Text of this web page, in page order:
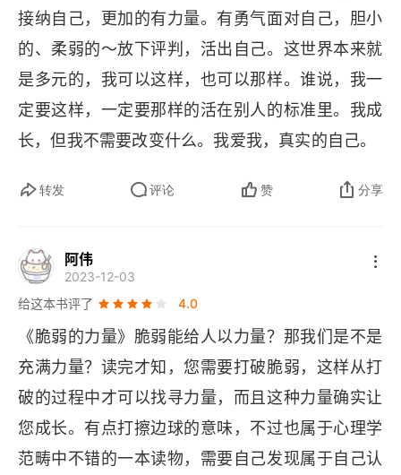
接纳自己，更加的有力量。有勇气面对自己，胆小
的、柔弱的～放下评判，活出自己。这世界本来就
是多元的，我可以这样，也可以那样。谁说，我一
定要这样，一定要那样的活在别人的标准里。我成
长，但我不需要改变什么。我爱我，真实的自己。
转发 评论 赞 分享
阿伟
2023-12-03
给这本书评了
4.0
《脆弱的力量》脆弱能给人以力量？那我们是不是
充满力量？读完才知，您需要打破脆弱，这样从打
破的过程中才可以找寻力量，而且这种力量确实让
您成长。有点打擦边球的意味，不过也属于心理学
范畴中不错的一本读物，需要自己发现属于自己认